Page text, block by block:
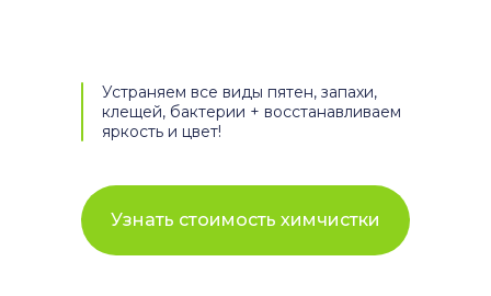
Устраняем все виды пятен, запахи,
клещей, бактерии + восстанавливаем
яркость и цвет!
Узнать стоимость химчистки